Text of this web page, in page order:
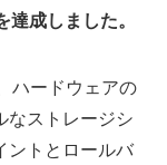
成しました。
ハードウェアの
なストレージシ
ントとロールバ